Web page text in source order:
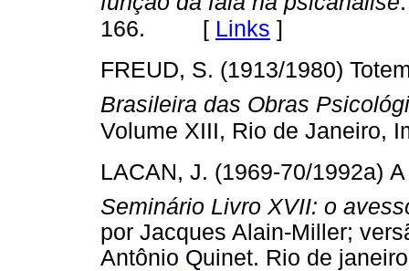
166.
[ Links ]
FREUD, S. (1913/1980)
Brasileira das Obras
Volume XIII, Rio de Janeiro,
LACAN, J. (1969-70/1992a)
Seminário Livro XVII: o
por Jacques Alain-Miller;
Antônio Quinet. Rio de